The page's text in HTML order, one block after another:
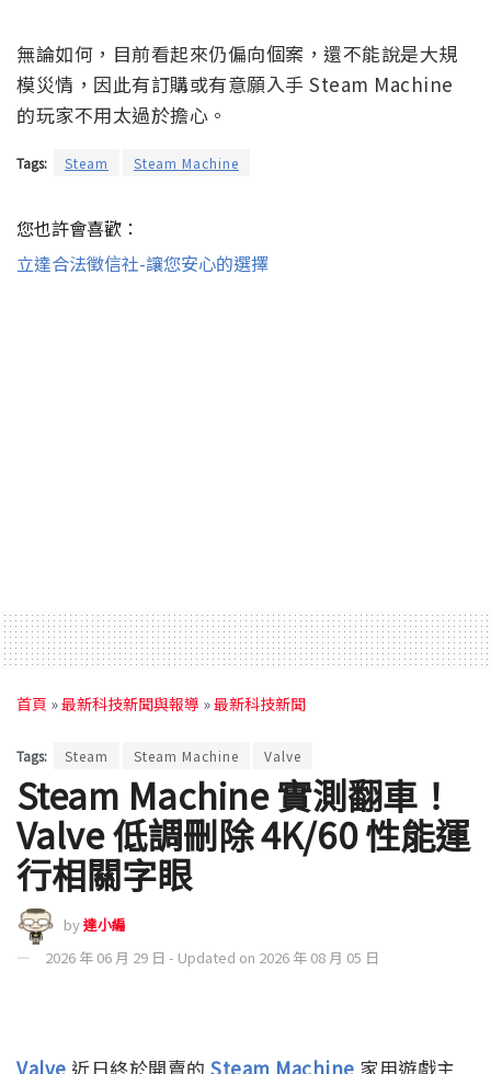
無論如何，目前看起來仍偏向個案，還不能說是大規
模災情，因此有訂購或有意願入手 Steam Machine
的玩家不用太過於擔心。
Tags: Steam Steam Machine
您也許會喜歡：
立達合法徵信社-讓您安心的選擇
首頁 »最新科技新聞與報導 »最新科技新聞
Tags: Steam Steam Machine Valve
Steam Machine 實測翻車！
Valve 低調刪除 4K/60 性能運
行相關字眼
by達小編
2026 年 06 月 29 日 - Updated on 2026 年 08 月 05 日
Valve 近日終於開賣的 Steam Machine 家用遊戲主